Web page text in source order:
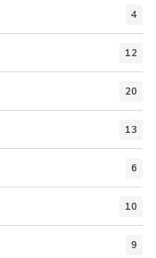
4
12
20
13
6
10
9